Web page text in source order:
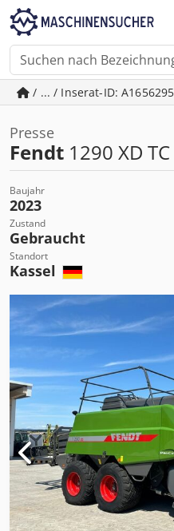
/ ... / Inserat-ID:
Presse
Fendt 1290 XD
Baujahr
2023
Zustand
Gebraucht
Standort
Kassel